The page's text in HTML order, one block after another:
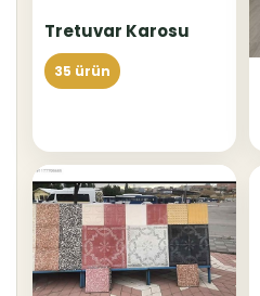
Tretuvar Karosu
35 ürün